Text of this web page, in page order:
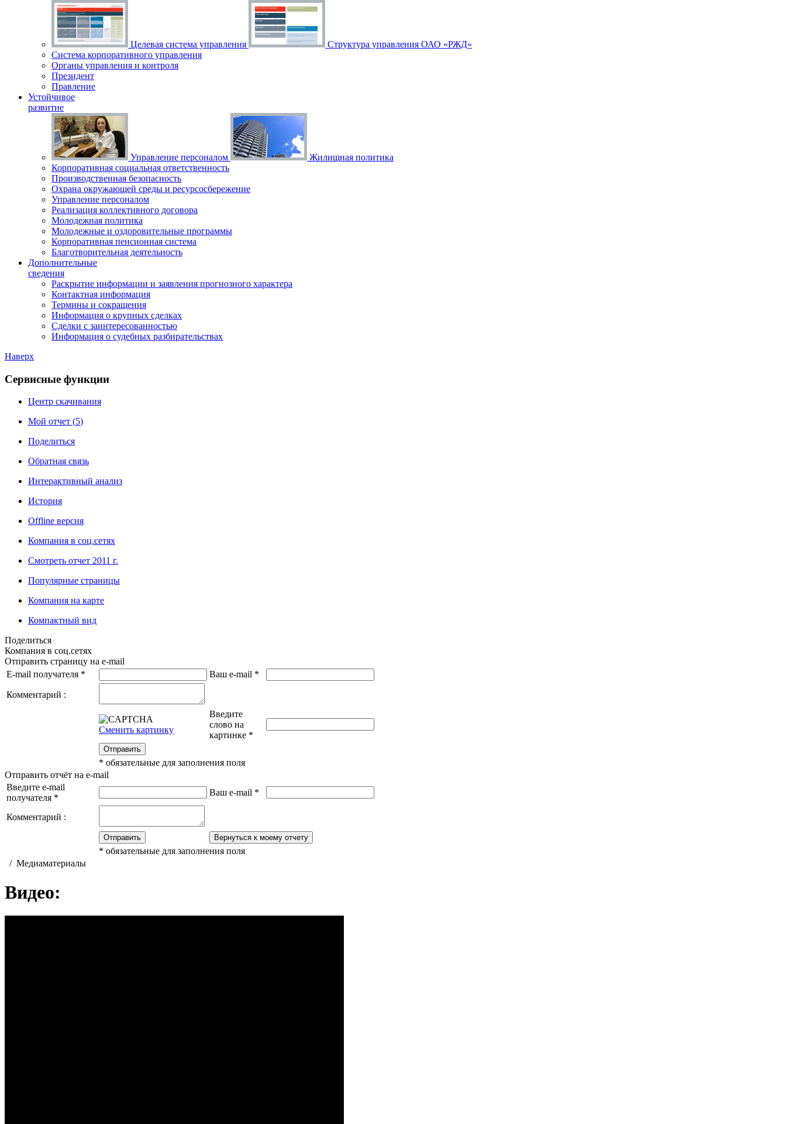
Целевая система управления
Структура управления ОАО «РЖД»
Система корпоративного управления
Органы управления и контроля
Президент
Правление
Устойчивое
развитие
Управление персоналом
Жилищная политика
Корпоративная социальная ответственность
Производственная безопасность
Охрана окружающей среды и ресурсосбережение
Управление персоналом
Реализация коллективного договора
Молодежная политика
Молодежные и оздоровительные программы
Корпоративная пенсионная система
Благотворительная деятельность
Дополнительные
сведения
Раскрытие информации и заявления прогнозного характера
Контактная информация
Термины и сокращения
Информация о крупных сделках
Сделки с заинтересованностью
Информация о судебных разбирательствах
Наверх
Сервисные функции
Центр скачивания
Мой отчет (5)
Поделиться
Обратная связь
Интерактивный анализ
История
Offline версия
Компания в соц.сетях
Смотреть отчет 2011 г.
Популярные страницы
Компания на карте
Компактный вид
Поделиться
Компания в соц.сетях
Отправить страницу на e-mail
E-mail получателя * Ваш e-mail *
Комментарий :
Сменить картинку
Введите
слово на
картинке *
Отправить
* обязательные для заполнения поля
Отправить отчёт на e-mail
Введите e-mail
получателя *
Ваш e-mail *
Комментарий :
Отправить Вернуться к моему отчету
* обязательные для заполнения поля
/ Медиаматериалы
Видео: